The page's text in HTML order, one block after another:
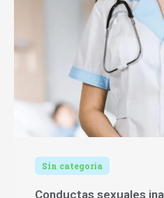
Sin categoría
Conductas sexuales